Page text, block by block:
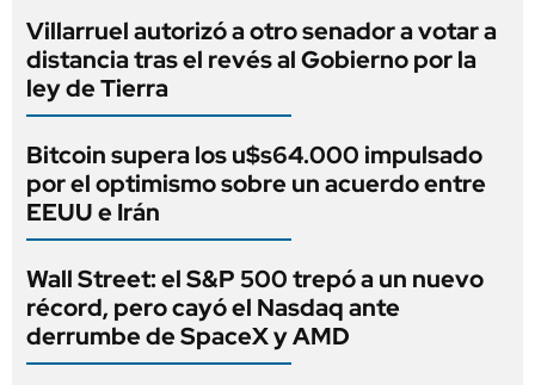
Villarruel autorizó a otro senador a votar a
distancia tras el revés al Gobierno por la
ley de Tierra
Bitcoin supera los u$s64.000 impulsado
por el optimismo sobre un acuerdo entre
EEUU e Irán
Wall Street: el S&P 500 trepó a un nuevo
récord, pero cayó el Nasdaq ante
derrumbe de SpaceX y AMD